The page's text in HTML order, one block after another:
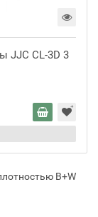
JJC CL-3D 3
B+W